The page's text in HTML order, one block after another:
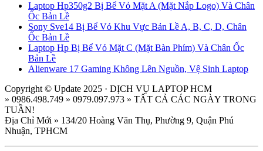
Laptop Hp350g2 Bị Bể Vỏ Mặt A (Mặt Nắp Logo) Và Chân
Ốc Bản Lề
Sony Sve14 Bị Bể Vỏ Khu Vực Bản Lề A, B, C, D, Chân
Ốc Bản Lề
Laptop Hp Bị Bể Vỏ Mặt C (Mặt Bàn Phím) Và Chân Ốc
Bản Lề
Alienware 17 Gaming Không Lên Nguồn, Vệ Sinh Laptop
Copyright © Update 2025 · DỊCH VỤ LAPTOP HCM
» 0986.498.749 » 0979.097.973 » TẤT CẢ CÁC NGÀY TRONG
TUẦN!
Địa Chỉ Mới » 134/20 Hoàng Văn Thụ, Phường 9, Quận Phú
Nhuận, TPHCM